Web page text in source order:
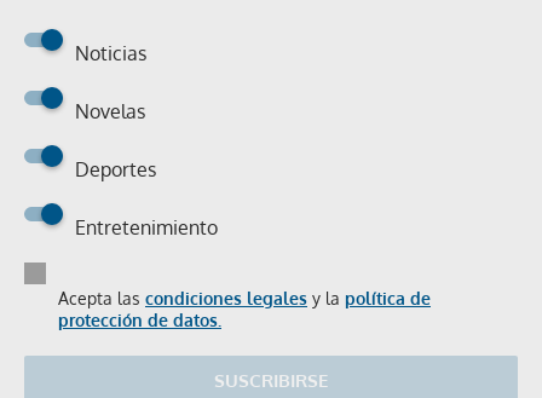
Noticias
Novelas
Deportes
Entretenimiento
Acepta las condiciones legales y la política de
protección de datos.
SUSCRIBIRSE